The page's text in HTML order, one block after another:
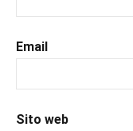
Email
Sito web